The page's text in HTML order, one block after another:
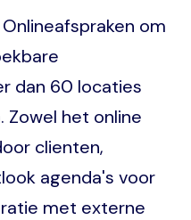
om
dan 60 locaties
het online
clienten,
agenda's voor
met externe